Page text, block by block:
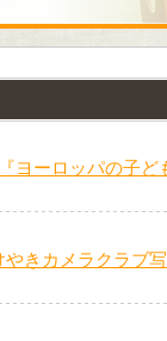
ヨーロッパの子ど
やきカメラクラブ